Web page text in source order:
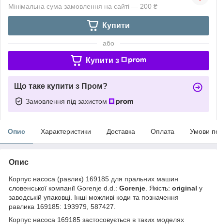
Мінімальна сума замовлення на сайті — 200 ₴
Купити
або
Купити з
Що таке купити з Пром?
Замовлення під захистом
Опис Характеристики Доставка Оплата Умови
Опис
Корпус насоса (равлик) 169185 для пральних машин
словенської компанії Gorenje d.d.: Gorenje . Якість: original у
заводській упаковці. Інші можливі коди та позначення
равлика 169185: 193979, 587427.
Корпус насоса 169185 застосовується в таких моделях